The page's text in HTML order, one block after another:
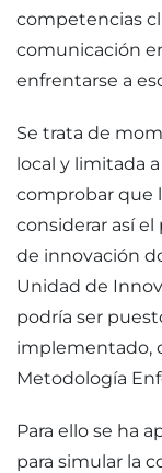
competencias
comunicación
enfrentarse a
Se trata de
local y limitada
comprobar que
considerar así
de innovación
Unidad de
podría ser
implementado,
Metodología
Para ello se ha
para simular la